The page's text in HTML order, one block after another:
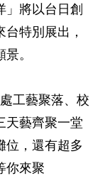
」將以台日創
特別展出，
。
工藝聚落、校
天藝齊聚一堂
位，還有超多
你來聚